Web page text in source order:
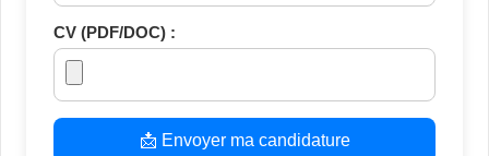
CV (PDF/DOC) :
📩 Envoyer ma candidature